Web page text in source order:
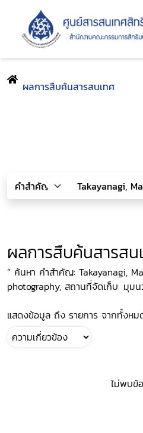
ผลการสืบค้นสารสนเทศ
ผลการสืบค้นสารสน
“ ค้นหา คำสำคัญ: Takayanagi,
photography, สถานที่จัดเก็บ: มุมน
แสดงข้อมูล ถึง รายการ จากทั้งหม
ไม่พบข้